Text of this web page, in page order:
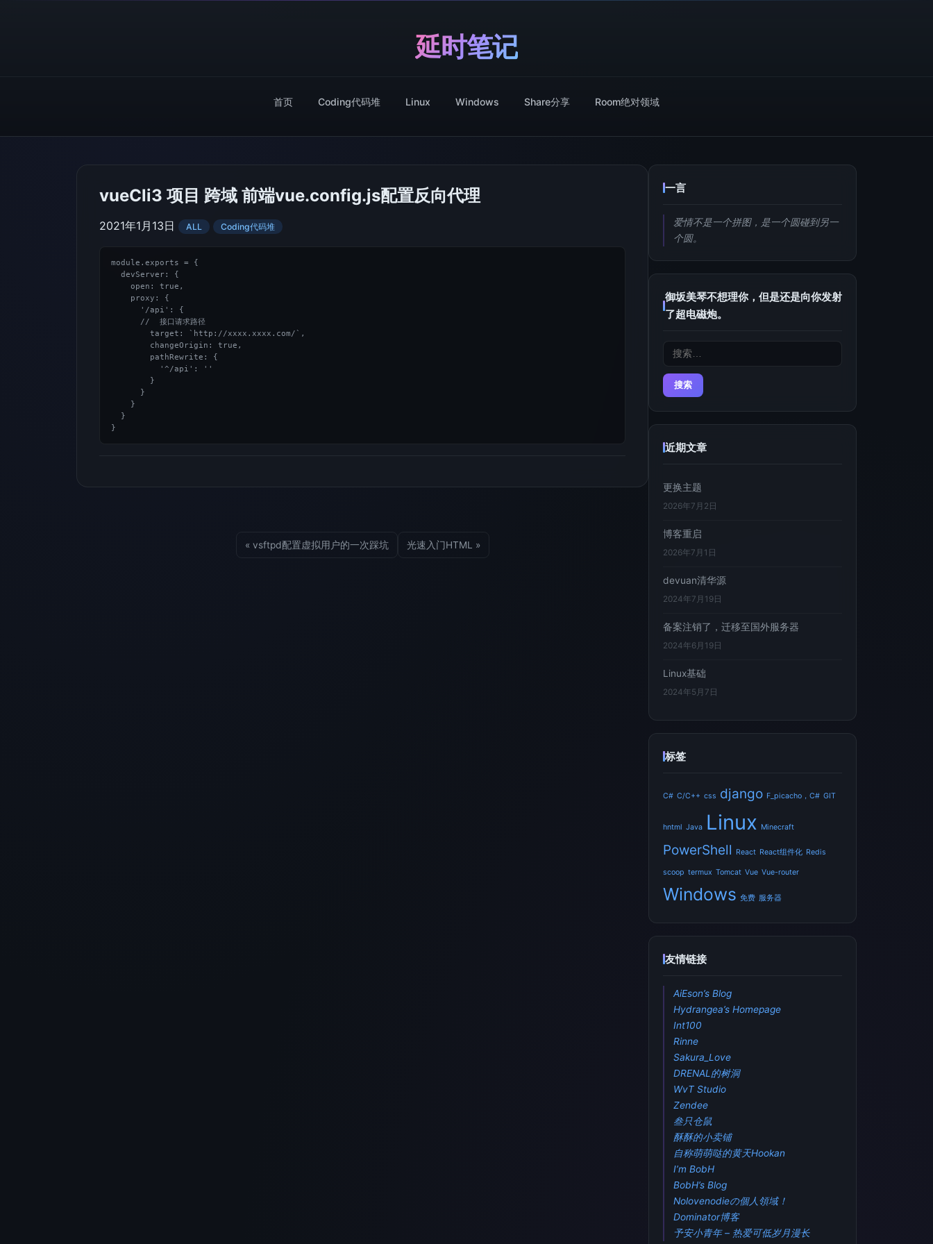
延时笔记
首页 Coding代码堆 Linux Windows Share分享 Room绝对领域
vueCli3 项目 跨域 前端vue.config.js配置反向代理
2021年1月13日 ALL Coding代码堆
module.exports = {
  devServer: {
    open: true,
    proxy: {
      '/api': {
      //  接口请求路径
        target: `http://xxxx.xxxx.com/`,
        changeOrigin: true,
        pathRewrite: {
          '^/api': ''
        }
      }
    }
  }
}
« vsftpd配置虚拟用户的一次踩坑 光速入门HTML »
一言
爱情不是一个拼图，是一个圆碰到另一
个圆。
御坂美琴不想理你，但是还是向你发射
了超电磁炮。
搜
近期文章
更换主题
2026年7月2日
博客重启
2026年7月1日
devuan清华源
2024年7月19日
备案注销了，迁移至国外服务器
2024年6月19日
Linux基础
2024年5月7日
标签
C# C/C++ css django F_picacho，C# GIT
hntml Java Linux Minecraft
PowerShell React React组件化 Redis
scoop termux Tomcat Vue Vue-router
Windows 免费 服务器
友情链接
AiEson’s Blog
Hydrangea’s Homepage
Int100
Rinne
Sakura_Love
DRENAL的树洞
WvT Studio
Zendee
叁只仓鼠
酥酥的小卖铺
自称萌萌哒的黄天Hookan
I’m BobH
BobH’s Blog
Nolovenodieの個人領域！
Dominator博客
予安小青年 – 热爱可低岁月漫长